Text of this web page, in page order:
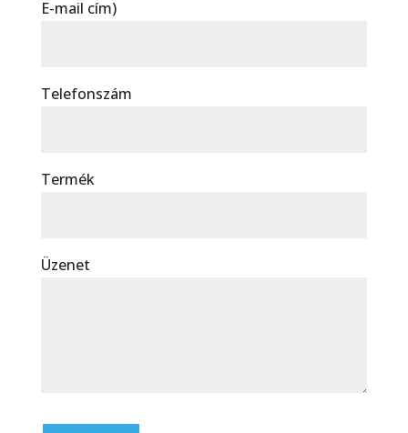
E-mail cím)
Telefonszám
Termék
Üzenet